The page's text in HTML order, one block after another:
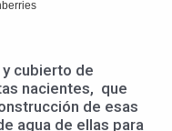
cubierto de
nacientes, que
de esas
agua de ellas para